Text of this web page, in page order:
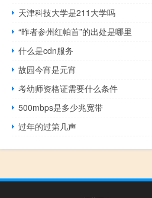
天津科技大学是211大学吗
“昨者参州红帕首”的出处是哪里
什么是cdn服务
故园今宵是元宵
考幼师资格证需要什么条件
500mbps是多少兆宽带
过年的过第几声